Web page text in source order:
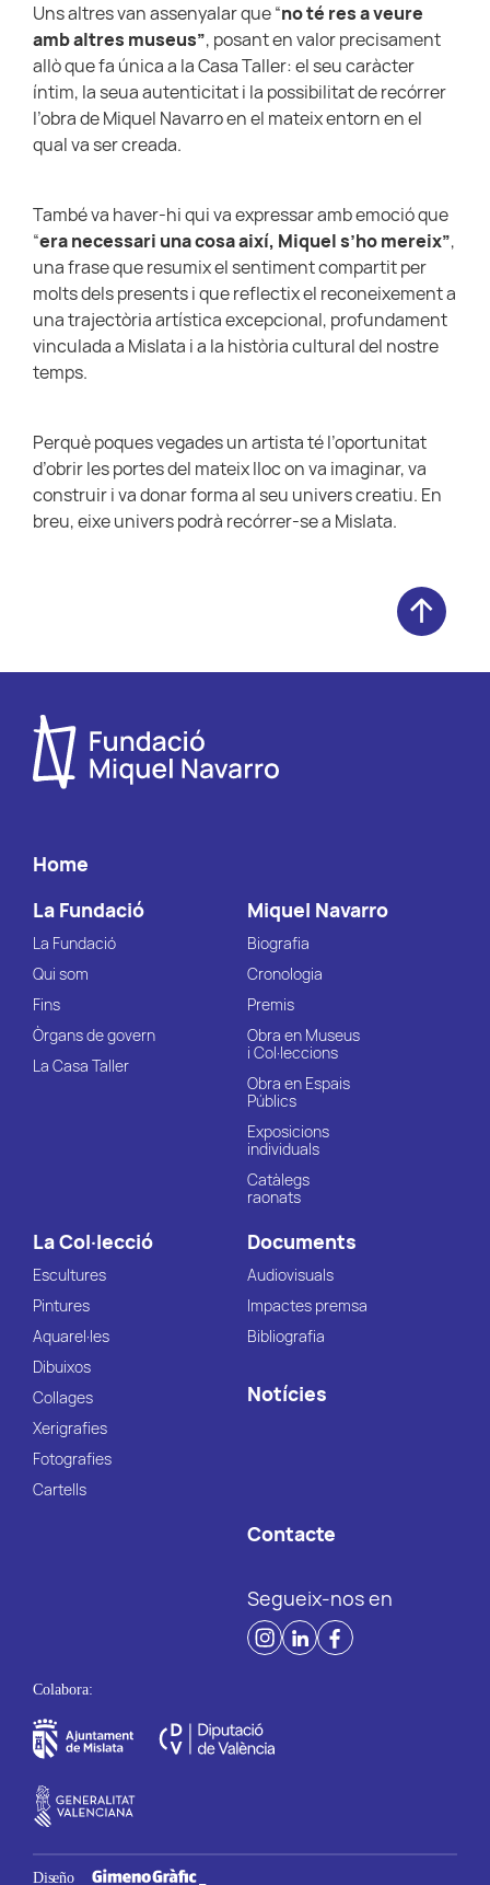
Uns altres van assenyalar que “no té res a veure
amb altres museus”, posant en valor precisament
allò que fa única a la Casa Taller: el seu caràcter
íntim, la seua autenticitat i la possibilitat de recórrer
l’obra de Miquel Navarro en el mateix entorn en el
qual va ser creada.
També va haver-hi qui va expressar amb emoció que
“era necessari una cosa així, Miquel s’ho mereix”,
una frase que resumix el sentiment compartit per
molts dels presents i que reflectix el reconeixement a
una trajectòria artística excepcional, profundament
vinculada a Mislata i a la història cultural del nostre
temps.
Perquè poques vegades un artista té l’oportunitat
d’obrir les portes del mateix lloc on va imaginar, va
construir i va donar forma al seu univers creatiu. En
breu, eixe univers podrà recórrer-se a Mislata.
Home
La Fundació
La Fundació
Qui som
Fins
Òrgans de govern
La Casa Taller
Miquel Navarro
Biografia
Cronologia
Premis
Obra en Museus
i Col·leccions
Obra en Espais
Públics
Exposicions
individuals
Catàlegs
raonats
La Col·lecció
Escultures
Pintures
Aquarel·les
Dibuixos
Collages
Xerigrafies
Fotografies
Cartells
Documents
Audiovisuals
Impactes premsa
Bibliografia
Notícies
Contacte
Segueix-nos en